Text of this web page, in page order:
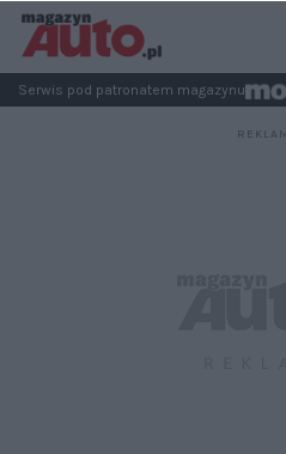
Serwis pod patronatem magazynu